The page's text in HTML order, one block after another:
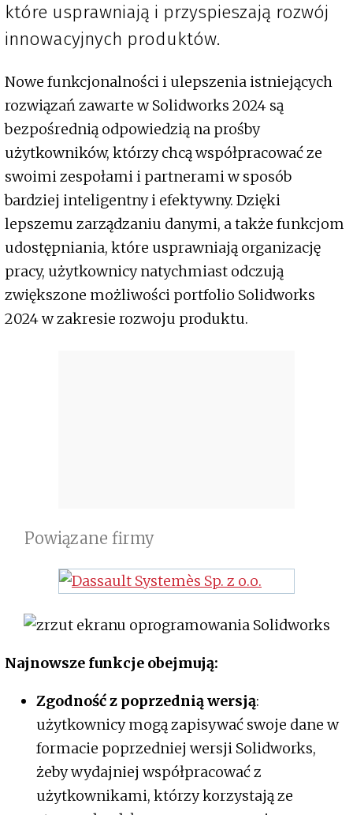
które usprawniają i przyspieszają rozwój
innowacyjnych produktów.
Nowe funkcjonalności i ulepszenia istniejących
rozwiązań zawarte w Solidworks 2024 są
bezpośrednią odpowiedzią na prośby
użytkowników, którzy chcą współpracować ze
swoimi zespołami i partnerami w sposób
bardziej inteligentny i efektywny. Dzięki
lepszemu zarządzaniu danymi, a także funkcjom
udostępniania, które usprawniają organizację
pracy, użytkownicy natychmiast odczują
zwiększone możliwości portfolio Solidworks
2024 w zakresie rozwoju produktu.
Powiązane firmy
Najnowsze funkcje obejmują:
Zgodność z poprzednią wersją:
użytkownicy mogą zapisywać swoje dane w
formacie poprzedniej wersji Solidworks,
żeby wydajniej współpracować z
użytkownikami, którzy korzystają ze